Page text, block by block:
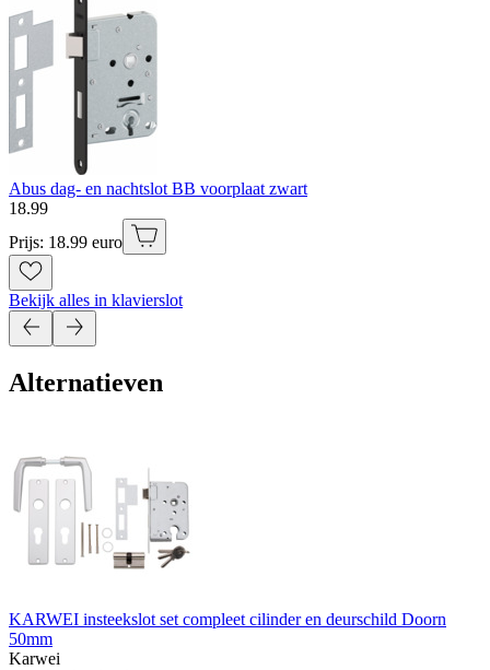
Abus dag- en nachtslot BB voorplaat zwart
18.99
Prijs: 18.99 euro
Bekijk alles in klavierslot
Alternatieven
KARWEI insteekslot set compleet cilinder en deurschild Doorn
50mm
Karwei